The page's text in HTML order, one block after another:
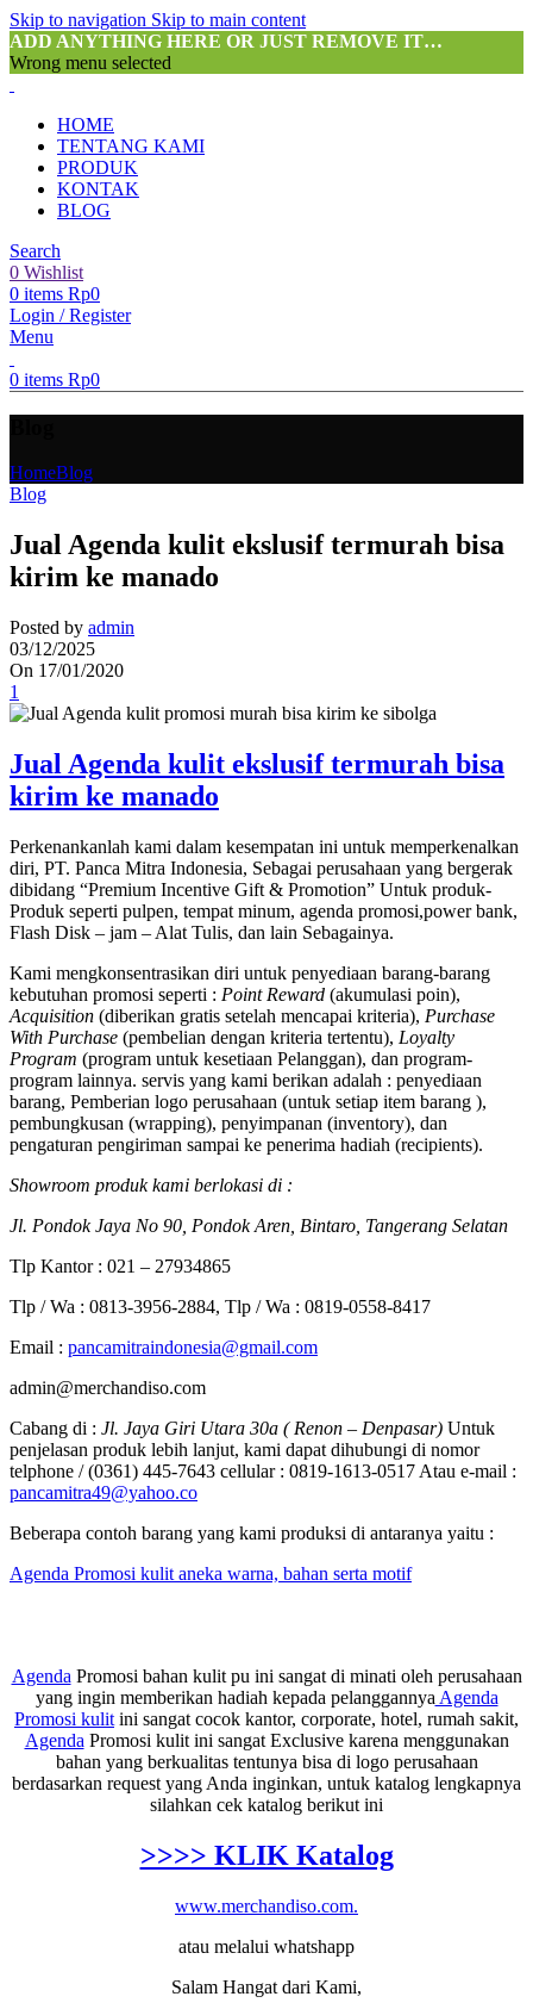
Skip to navigation Skip to main content
ADD ANYTHING HERE OR JUST REMOVE IT…
Wrong menu selected
HOME
TENTANG KAMI
PRODUK
KONTAK
BLOG
Search
0 Wishlist
0 items Rp0
Login / Register
Menu
0 items Rp0
HomeBlog
Blog
Jual Agenda kulit ekslusif termurah bisa
kirim ke manado
Posted by admin
03/12/2025
On 17/01/2020
1
Jual Agenda kulit ekslusif termurah bisa
kirim ke manado
Perkenankanlah kami dalam kesempatan ini untuk memperkenalkan
diri, PT. Panca Mitra Indonesia, Sebagai perusahaan yang bergerak
dibidang “Premium Incentive Gift & Promotion” Untuk produk-
Produk seperti pulpen, tempat minum, agenda promosi,power bank,
Flash Disk – jam – Alat Tulis, dan lain Sebagainya.
Kami mengkonsentrasikan diri untuk penyediaan barang-barang
kebutuhan promosi seperti : Point Reward (akumulasi poin),
Acquisition (diberikan gratis setelah mencapai kriteria), Purchase
With Purchase (pembelian dengan kriteria tertentu), Loyalty
Program (program untuk kesetiaan Pelanggan), dan program-
program lainnya. servis yang kami berikan adalah : penyediaan
barang, Pemberian logo perusahaan (untuk setiap item barang ),
pembungkusan (wrapping), penyimpanan (inventory), dan
pengaturan pengiriman sampai ke penerima hadiah (recipients).
Showroom produk kami berlokasi di :
Jl. Pondok Jaya No 90, Pondok Aren, Bintaro, Tangerang Selatan
Tlp Kantor : 021 – 27934865
Tlp / Wa : 0813-3956-2884, Tlp / Wa : 0819-0558-8417
Email : pancamitraindonesia@gmail.com
admin@merchandiso.com
Cabang di : Jl. Jaya Giri Utara 30a ( Renon – Denpasar) Untuk
penjelasan produk lebih lanjut, kami dapat dihubungi di nomor
telphone / (0361) 445-7643 cellular : 0819-1613-0517 Atau e-mail :
pancamitra49@yahoo.co
Beberapa contoh barang yang kami produksi di antaranya yaitu :
Agenda Promosi kulit aneka warna, bahan serta motif
Agenda Promosi bahan kulit pu ini sangat di minati oleh perusahaan
yang ingin memberikan hadiah kepada pelanggannya Agenda
Promosi kulit ini sangat cocok kantor, corporate, hotel, rumah sakit,
Agenda Promosi kulit ini sangat Exclusive karena menggunakan
bahan yang berkualitas tentunya bisa di logo perusahaan
berdasarkan request yang Anda inginkan, untuk katalog lengkapnya
silahkan cek katalog berikut ini
>>>> KLIK Katalog
www.merchandiso.com.
atau melalui whatshapp
Salam Hangat dari Kami,